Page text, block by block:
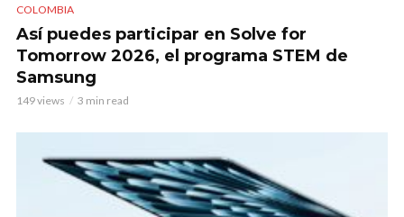
COLOMBIA
Así puedes participar en Solve for
Tomorrow 2026, el programa STEM de
Samsung
149 views 3 min read